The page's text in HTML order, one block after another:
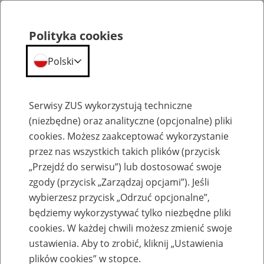
Aktualności
Inne
września
2015
Polityka cookies
Polski
Serwisy ZUS wykorzystują techniczne
(niezbędne) oraz analityczne (opcjonalne) pliki
cookies. Możesz zaakceptować wykorzystanie
przez nas wszystkich takich plików (przycisk
„Przejdź do serwisu”) lub dostosować swoje
zgody (przycisk „Zarządzaj opcjami”). Jeśli
wybierzesz przycisk „Odrzuć opcjonalne”,
będziemy wykorzystywać tylko niezbędne pliki
cookies. W każdej chwili możesz zmienić swoje
ustawienia. Aby to zrobić, kliknij „Ustawienia
plików cookies” w stopce.